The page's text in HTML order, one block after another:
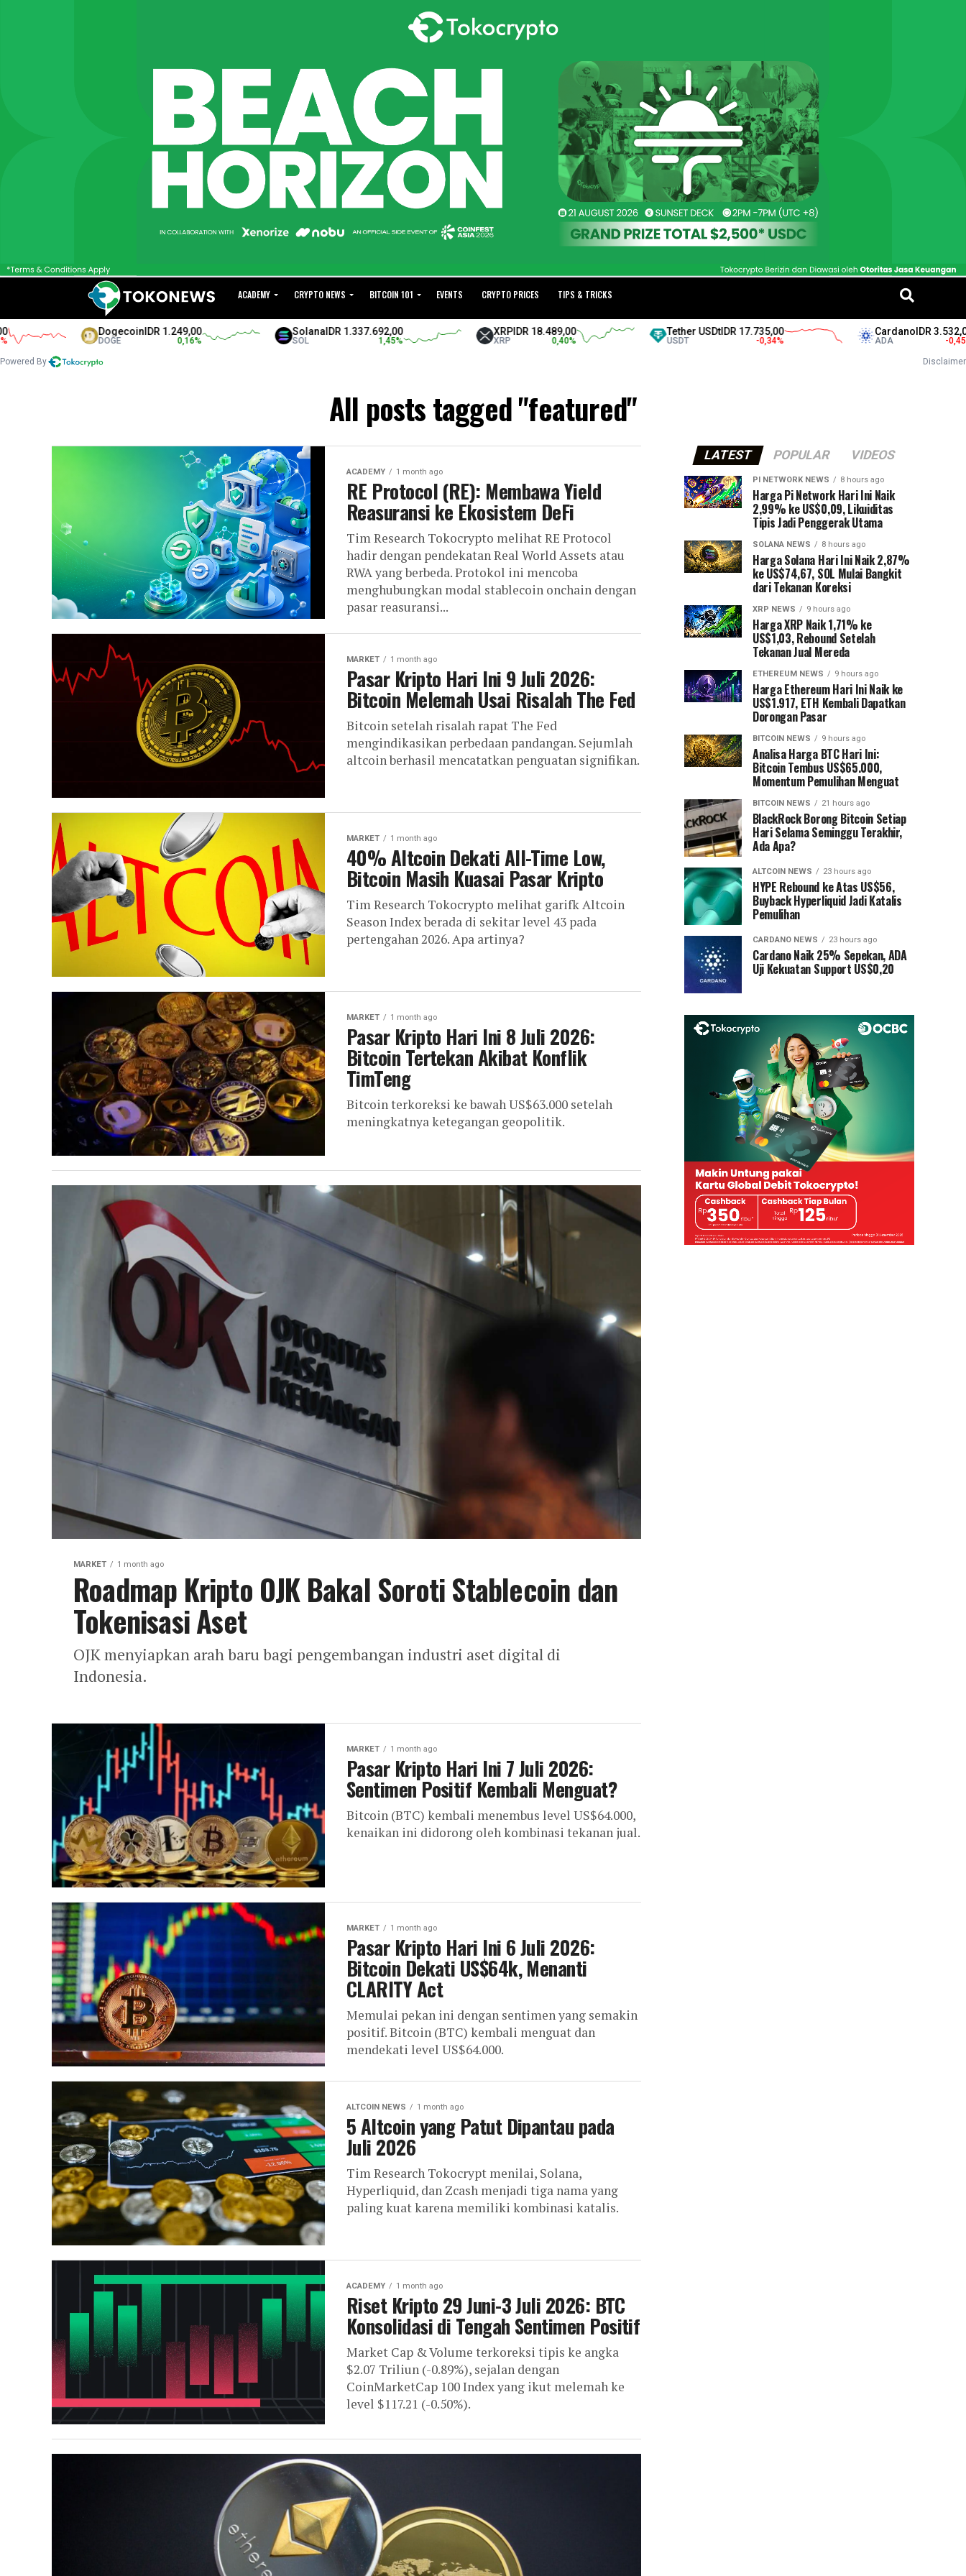
ACADEMY CRYPTO NEWS BITCOIN 101 EVENTS CRYPTO PRICES TIPS & TRICKS
DogecoinIDR 1.249,00
DOGE
SolanaIDR 1.337.692,00 XRP IDR 18.489,00
0,40
Tether USDtIDR 17.735,00 CardanoIDR 3.532,00
ADA
Powered By Disclaimer
All posts tagged "featured"
ACADEMY 1 month ago
RE Protocol (RE): Membawa Yield
Reasuransi ke Ekosistem DeFi
Tim Research Tokocrypto melihat RE Protocol
hadir dengan pendekatan Real World Assets atau
RWA yang berbeda. Protokol ini mencoba
menghubungkan modal stablecoin onchain dengan
pasar reasuransi...
MARKET 1 month ago
Pasar Kripto Hari Ini 9 Juli 2026:
Bitcoin Melemah Usai Risalah The Fed
Bitcoin setelah risalah rapat The Fed
mengindikasikan perbedaan pandangan. Sejumlah
altcoin berhasil mencatatkan penguatan signifikan.
MARKET 1 month ago
40% Altcoin Dekati All-Time Low,
Bitcoin Masih Kuasai Pasar Kripto
Tim Research Tokocrypto melihat garifk Altcoin
Season Index berada di sekitar level 43 pada
pertengahan 2026. Apa artinya?
MARKET 1 month ago
Pasar Kripto Hari Ini 8 Juli 2026:
Bitcoin Tertekan Akibat Konflik
TimTeng
Bitcoin terkoreksi ke bawah US$63.000 setelah
meningkatnya ketegangan geopolitik.
MARKET 1 month ago
Roadmap Kripto OJK Bakal Soroti Stablecoin dan
Tokenisasi Aset
OJK menyiapkan arah baru bagi pengembangan industri aset digital di
Indonesia.
MARKET 1 month ago
Pasar Kripto Hari Ini 7 Juli 2026:
Sentimen Positif Kembali Menguat?
Bitcoin (BTC) kembali menembus level US$64.000,
kenaikan ini didorong oleh kombinasi tekanan jual.
MARKET 1 month ago
Pasar Kripto Hari Ini 6 Juli 2026:
Bitcoin Dekati US$64k, Menanti
CLARITY Act
Memulai pekan ini dengan sentimen yang semakin
positif. Bitcoin (BTC) kembali menguat dan
mendekati level US$64.000.
ALTCOIN NEWS 1 month ago
5 Altcoin yang Patut Dipantau pada
Juli 2026
Tim Research Tokocrypt menilai, Solana,
Hyperliquid, dan Zcash menjadi tiga nama yang
paling kuat karena memiliki kombinasi katalis.
ACADEMY 1 month ago
Riset Kripto 29 Juni-3 Juli 2026: BTC
Konsolidasi di Tengah Sentimen Positif
Market Cap & Volume terkoreksi tipis ke angka
$2.07 Triliun (-0.89%), sejalan dengan
CoinMarketCap 100 Index yang ikut melemah ke
level $117.21 (-0.50%).
LATEST POPULAR VIDEOS
PI NETWORK NEWS 8 hours ago
Harga Pi Network Hari Ini Naik
2,99% ke US$0,09, Likuiditas
Tipis Jadi Penggerak Utama
SOLANA NEWS 8 hours ago
Harga Solana Hari Ini Naik 2,87%
ke US$74,67, SOL Mulai Bangkit
dari Tekanan Koreksi
XRP NEWS 9 hours ago
Harga XRP Naik 1,71% ke
US$1,03, Rebound Setelah
Tekanan Jual Mereda
ETHEREUM NEWS 9 hours ago
Harga Ethereum Hari Ini Naik ke
US$1.917, ETH Kembali Dapatkan
Dorongan Pasar
BITCOIN NEWS 9 hours ago
Analisa Harga BTC Hari Ini:
Bitcoin Tembus US$65.000,
Momentum Pemulihan Menguat
BITCOIN NEWS 21 hours ago
⁠BlackRock Borong Bitcoin Setiap
Hari Selama Seminggu Terakhir,
Ada Apa?
ALTCOIN NEWS 23 hours ago
HYPE Rebound ke Atas US$56,
Buyback Hyperliquid Jadi Katalis
Pemulihan
CARDANO NEWS 23 hours ago
Cardano Naik 25% Sepekan, ADA
Uji Kekuatan Support US$0,20